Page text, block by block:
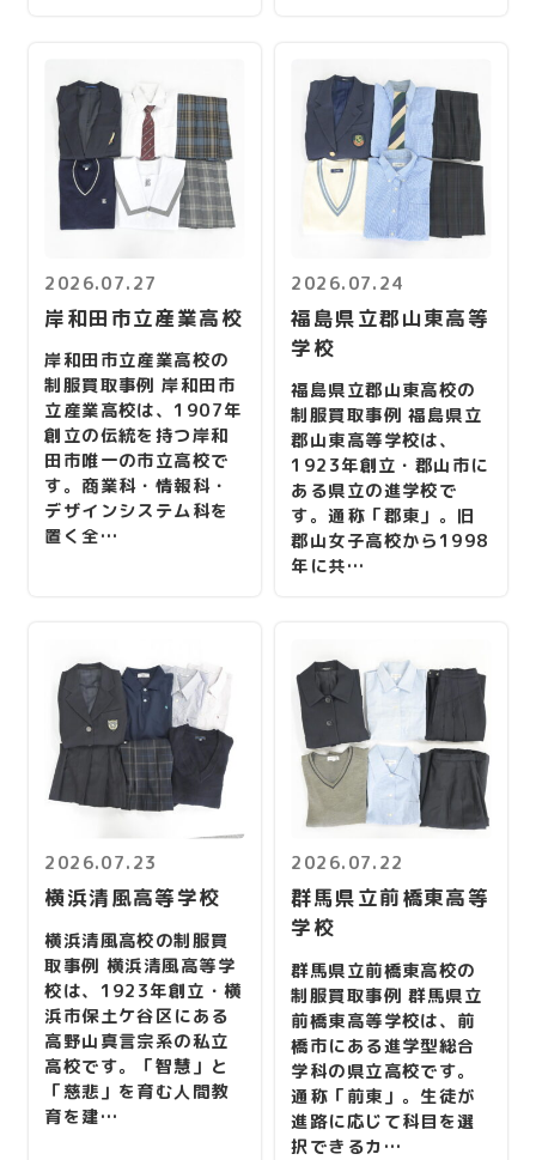
2026.07.27
岸和田市立産業高校
岸和田市立産業高校の
制服買取事例 岸和田市
立産業高校は、1907年
創立の伝統を持つ岸和
田市唯一の市立高校で
す。商業科・情報科・
デザインシステム科を
置く全…
2026.07.24
福島県立郡山東高等
学校
福島県立郡山東高校の
制服買取事例 福島県立
郡山東高等学校は、
1923年創立・郡山市に
ある県立の進学校で
す。通称「郡東」。旧
郡山女子高校から1998
年に共…
2026.07.23
横浜清風高等学校
横浜清風高校の制服買
取事例 横浜清風高等学
校は、1923年創立・横
浜市保土ケ谷区にある
高野山真言宗系の私立
高校です。「智慧」と
「慈悲」を育む人間教
育を建…
2026.07.22
群馬県立前橋東高等
学校
群馬県立前橋東高校の
制服買取事例 群馬県立
前橋東高等学校は、前
橋市にある進学型総合
学科の県立高校です。
通称「前東」。生徒が
進路に応じて科目を選
択できるカ…